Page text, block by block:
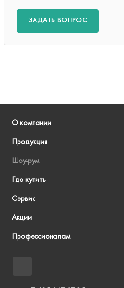
ЗАДАТЬ ВОПРОС
О компании
Продукция
Шоу-рум
Где купить
Сервис
Акции
Профессионалам